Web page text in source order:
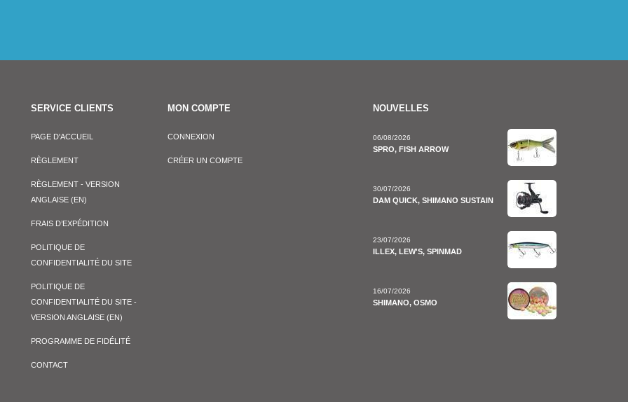
SERVICE CLIENTS
PAGE D'ACCUEIL
RÈGLEMENT
RÈGLEMENT - VERSION
ANGLAISE (EN)
FRAIS D’EXPÉDITION
POLITIQUE DE
CONFIDENTIALITÉ DU SITE
POLITIQUE DE
CONFIDENTIALITÉ DU SITE -
VERSION ANGLAISE (EN)
PROGRAMME DE FIDÉLITÉ
CONTACT
MON COMPTE
CONNEXION
CRÉER UN COMPTE
NOUVELLES
06/08/2026
SPRO, FISH ARROW
30/07/2026
DAM QUICK, SHIMANO SUSTAIN
23/07/2026
ILLEX, LEW'S, SPINMAD
16/07/2026
SHIMANO, OSMO